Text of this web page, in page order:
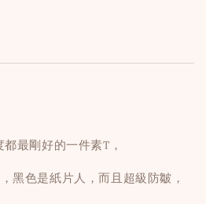
最剛好的一件素T，
黑色是紙片人，而且超級防皺，